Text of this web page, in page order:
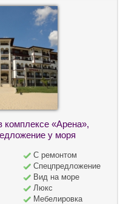
комплексе «Арена»,
у моря
С ремонтом
Спецпредложение
Вид на море
Люкс
Мебелировка